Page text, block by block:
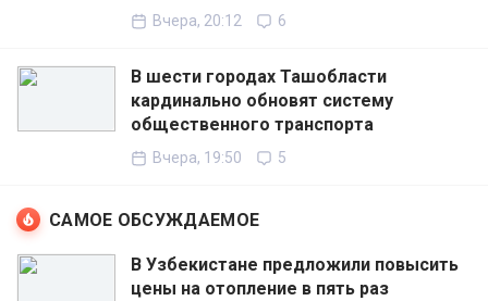
Вчера, 20:12 6
В шести городах Ташобласти
кардинально обновят систему
общественного транспорта
Вчера, 19:50 5
САМОЕ ОБСУЖДАЕМОЕ
В Узбекистане предложили повысить
цены на отопление в пять раз